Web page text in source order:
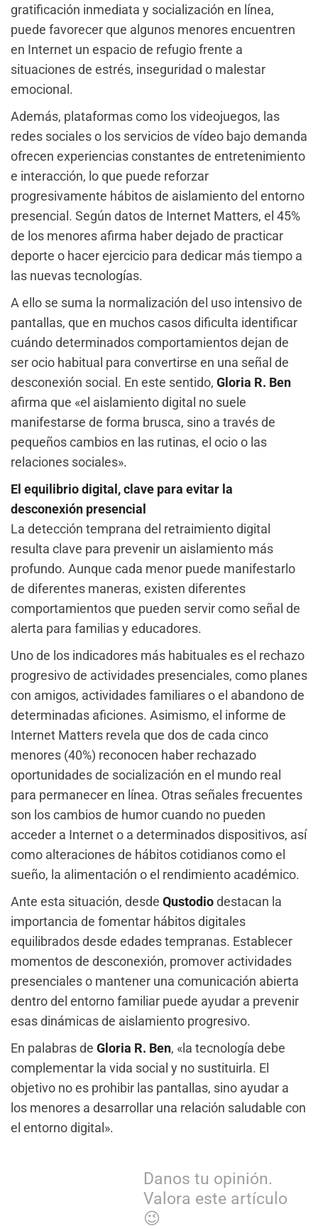
gratificación inmediata y socialización en línea,
puede favorecer que algunos menores encuentren
en Internet un espacio de refugio frente a
situaciones de estrés, inseguridad o malestar
emocional.
Además, plataformas como los videojuegos, las
redes sociales o los servicios de vídeo bajo demanda
ofrecen experiencias constantes de entretenimiento
e interacción, lo que puede reforzar
progresivamente hábitos de aislamiento del entorno
presencial. Según datos de Internet Matters, el 45%
de los menores afirma haber dejado de practicar
deporte o hacer ejercicio para dedicar más tiempo a
las nuevas tecnologías.
A ello se suma la normalización del uso intensivo de
pantallas, que en muchos casos dificulta identificar
cuándo determinados comportamientos dejan de
ser ocio habitual para convertirse en una señal de
desconexión social. En este sentido, Gloria R. Ben
afirma que «el aislamiento digital no suele
manifestarse de forma brusca, sino a través de
pequeños cambios en las rutinas, el ocio o las
relaciones sociales».
El equilibrio digital, clave para evitar la
desconexión presencial
La detección temprana del retraimiento digital
resulta clave para prevenir un aislamiento más
profundo. Aunque cada menor puede manifestarlo
de diferentes maneras, existen diferentes
comportamientos que pueden servir como señal de
alerta para familias y educadores.
Uno de los indicadores más habituales es el rechazo
progresivo de actividades presenciales, como planes
con amigos, actividades familiares o el abandono de
determinadas aficiones. Asimismo, el informe de
Internet Matters revela que dos de cada cinco
menores (40%) reconocen haber rechazado
oportunidades de socialización en el mundo real
para permanecer en línea. Otras señales frecuentes
son los cambios de humor cuando no pueden
acceder a Internet o a determinados dispositivos, así
como alteraciones de hábitos cotidianos como el
sueño, la alimentación o el rendimiento académico.
Ante esta situación, desde Qustodiodestacan la
importancia de fomentar hábitos digitales
equilibrados desde edades tempranas. Establecer
momentos de desconexión, promover actividades
presenciales o mantener una comunicación abierta
dentro del entorno familiar puede ayudar a prevenir
esas dinámicas de aislamiento progresivo.
En palabras de Gloria R. Ben, «la tecnología debe
complementar la vida social y no sustituirla. El
objetivo no es prohibir las pantallas, sino ayudar a
los menores a desarrollar una relación saludable con
el entorno digital».
Danos tu opinión.
Valora este artículo
😉